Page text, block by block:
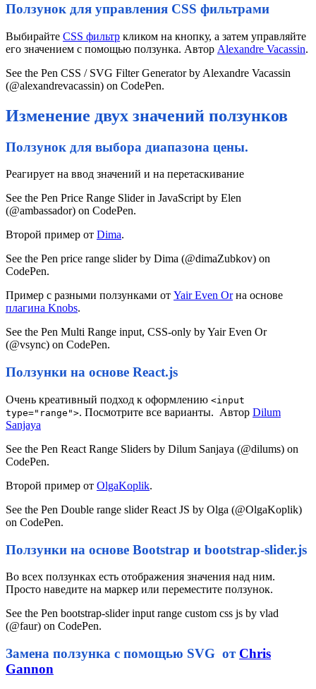
Ползунок для управления CSS фильтрами
Выбирайте CSS фильтр кликом на кнопку, а затем управляйте
его значением с помощью ползунка. Автор Alexandre Vacassin.
See the Pen CSS / SVG Filter Generator by Alexandre Vacassin
(@alexandrevacassin) on CodePen.
Изменение двух значений ползунков
Ползунок для выбора диапазона цены.
Реагирует на ввод значений и на перетаскивание
See the Pen Price Range Slider in JavaScript by Elen
(@ambassador) on CodePen.
Второй пример от Dima.
See the Pen price range slider by Dima (@dimaZubkov) on
CodePen.
Пример с разными ползунками от Yair Even Orна основе
плагина Knobs.
See the Pen Multi Range input, CSS-only by Yair Even Or
(@vsync) on CodePen.
Ползунки на основе React.js
Очень креативный подход к оформлению <input
type="range">. Посмотрите все варианты. Автор Dilum
Sanjaya
See the Pen React Range Sliders by Dilum Sanjaya (@dilums) on
CodePen.
Второй пример от OlgaKoplik.
See the Pen Double range slider React JS by Olga (@OlgaKoplik)
on CodePen.
Ползунки на основе Bootstrap и bootstrap-slider.js
Во всех ползунках есть отображения значения над ним.
Просто наведите на маркер или переместите ползунок.
See the Pen bootstrap-slider input range custom css js by vlad
(@faur) on CodePen.
Замена ползунка с помощью SVG от Chris
Gannon